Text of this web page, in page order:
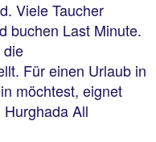
Viele Taucher
buchen Last Minute.
die
Für einen Urlaub in
möchtest, eignet
All